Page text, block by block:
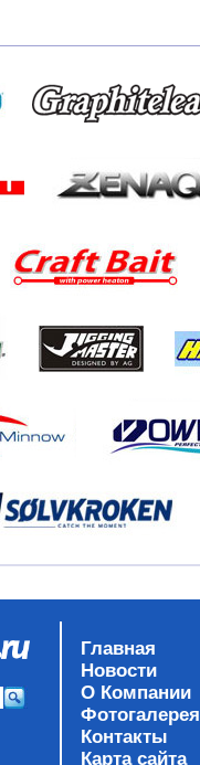
Главная
Новости
О Компании
Фотогалерея
Контакты
Карта сайта